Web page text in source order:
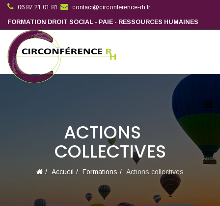
06.87.21.01.81 contact@circonference-rh.fr
FORMATION DROIT SOCIAL - PAIE - RESSOURCES HUMAINES
ACTIONS
COLLECTIVES
Accueil Formations Actions collectives